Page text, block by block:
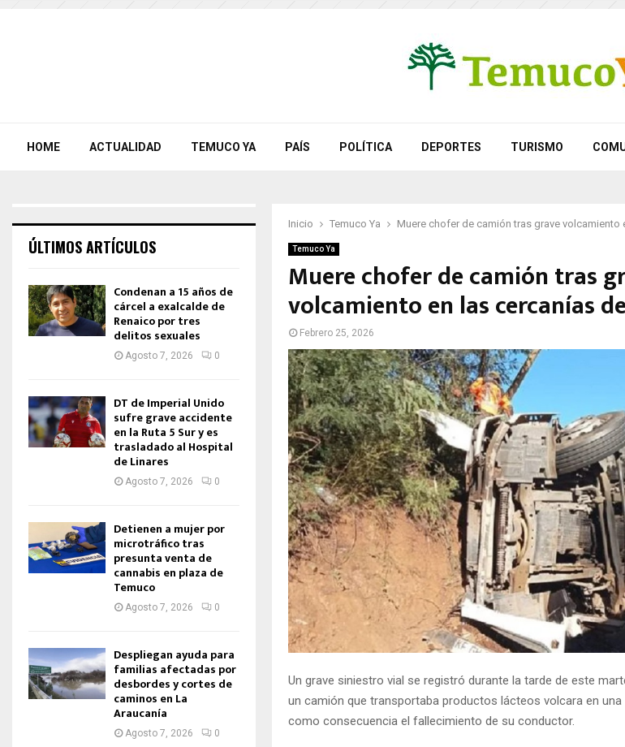
HOME ACTUALIDAD TEMUCO YA PAÍS POLÍTICA DEPORTES TURISMO
Inicio Temuco Ya Muere chofer de camión tras grave volcamiento
Temuco Ya
Muere chofer de camión tras
volcamiento en las cercanías
Febrero 25, 2026
Un grave siniestro vial se registró durante la tarde de este
un camión que transportaba productos lácteos volcara en una
como consecuencia el fallecimiento de su conductor.
ÚLTIMOS ARTÍCULOS
Condenan a 15 años de
cárcel a exalcalde de
Renaico por tres
delitos sexuales
Agosto 7, 2026 0
DT de Imperial Unido
sufre grave accidente
en la Ruta 5 Sur y es
trasladado al Hospital
de Linares
Agosto 7, 2026 0
Detienen a mujer por
microtráfico tras
presunta venta de
cannabis en plaza de
Temuco
Agosto 7, 2026 0
Despliegan ayuda para
familias afectadas por
desbordes y cortes de
caminos en La
Araucanía
Agosto 7, 2026 0